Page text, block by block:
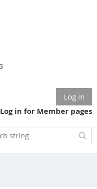
Log in
Log in for Member pages